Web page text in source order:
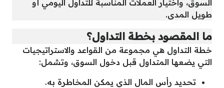
السوق، واختيار العملات المناسبة للتداول اليومي أو
طويل المدى.
ما المقصود بخطة التداول؟
خطة التداول هي مجموعة من القواعد والاستراتيجيات
التي يضعها المتداول قبل دخول السوق، وتشمل:
تحديد رأس المال الذي يمكن المخاطرة به.